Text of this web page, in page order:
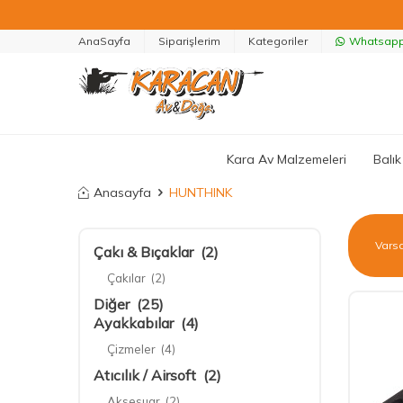
AnaSayfa Siparişlerim Kategoriler
Kara Av Malzemeleri
Anasayfa HUNTHINK
Çakı & Bıçaklar(2)
Çakılar (2)
Diğer(25)
Ayakkabılar(4)
Çizmeler (4)
Atıcılık / Airsoft (2)